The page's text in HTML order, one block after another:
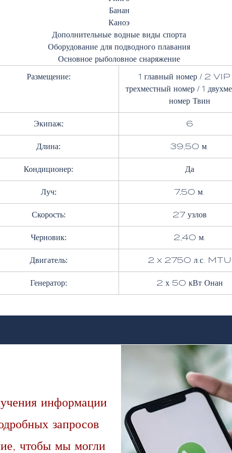
Банан
Каноэ
Дополнительные водные виды спорта
Оборудование для подводного плавания
Основное рыболовное снаряжение
Размещение:
1 главный номер / 2 VIP
трехместный номер / 1
номер Твин
Экипаж: 6
Длина: 39,50 м.
Кондиционер: Да
Луч: 7,50 м.
Скорость: 27 узлов
Черновик: 2,40 м.
Двигатель: 2 x 2750 л.с. MTU
Генератор: 2 х 50 кВт Онан
информации
запросов
чтобы мы могли